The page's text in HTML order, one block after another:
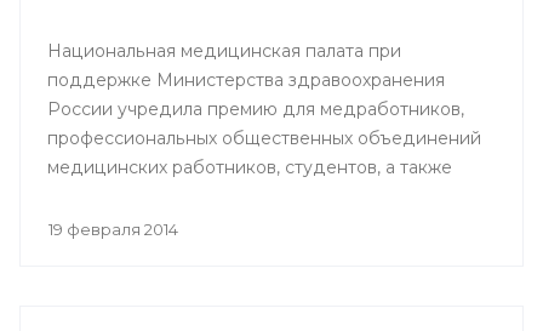
Национальная медицинская палата при
поддержке Министерства здравоохранения
России учредила премию для медработников,
профессиональных общественных объединений
медицинских работников, студентов, а также
19 февраля 2014